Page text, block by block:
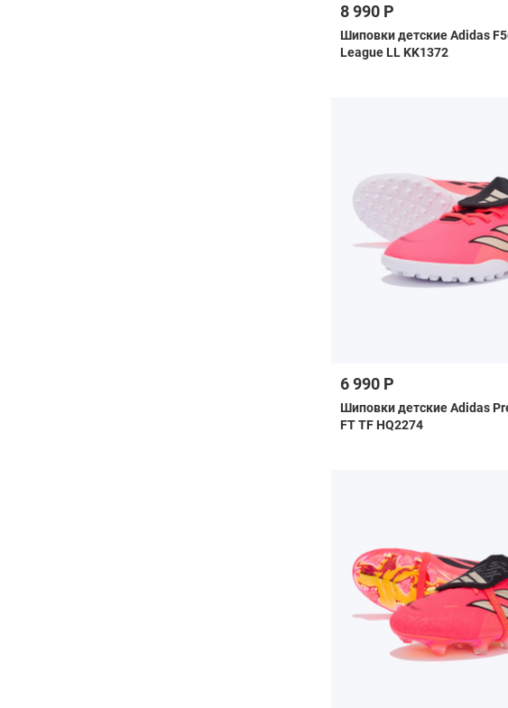
8 990 Р
Шиповки детские Adidas
League LL KK1372
6 990 Р
Шиповки детские Adidas
FT TF HQ2274